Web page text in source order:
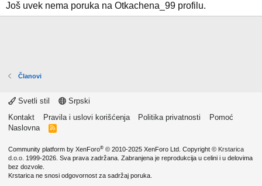
Još uvek nema poruka na Otkachena_99 profilu.
Članovi
Svetli stil
Srpski
Kontakt
Pravila i uslovi korišćenja Politika privatnosti
Pomoć
Naslovna
R
Community platform by XenForo® © 2010-2025 XenForo Ltd. Copyright © Krstarica
d.o.o. 1999-2026. Sva prava zadržana. Zabranjena je reprodukcija u celini i u delovima
bez dozvole.
Krstarica ne snosi odgovornost za sadržaj poruka.